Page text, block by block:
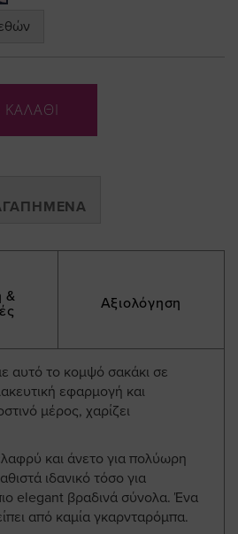
&
Αξιολόγηση
αυτό το κομψό σακάκι σε
εφαρμογή και
μέρος, χαρίζει
και άνετο για πολύωρη
ιδανικό τόσο για
elegant βραδινά σύνολα. Ένα
από καμία γκαρνταρόμπα.